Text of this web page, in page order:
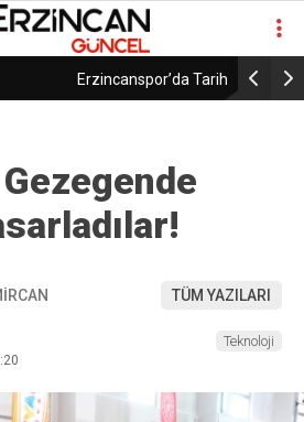
Karar: Kulüp Oy Birliğiyle AŞ
TÜM YAZILARI
Teknoloji